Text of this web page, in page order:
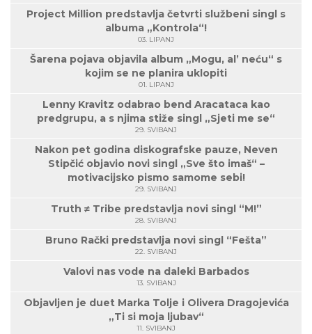
Project Million predstavlja četvrti službeni singl s
albuma „Kontrola“!
03. LIPANJ
Šarena pojava objavila album „Mogu, al’ neću“ s
kojim se ne planira uklopiti
01. LIPANJ
Lenny Kravitz odabrao bend Aracataca kao
predgrupu, a s njima stiže singl „Sjeti me se“
29. SVIBANJ
Nakon pet godina diskografske pauze, Neven
Stipčić objavio novi singl „Sve što imaš“ –
motivacijsko pismo samome sebi!
29. SVIBANJ
Truth ≠ Tribe predstavlja novi singl “M!”
28. SVIBANJ
Bruno Rački predstavlja novi singl “Fešta”
22. SVIBANJ
Valovi nas vode na daleki Barbados
13. SVIBANJ
Objavljen je duet Marka Tolje i Olivera Dragojevića
„Ti si moja ljubav“
11. SVIBANJ